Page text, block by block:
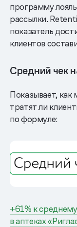
программу
рассылки.
показатель
клиентов
Средний чек
Показывает, как
тратят ли
по формуле:
+61% к
в аптеках